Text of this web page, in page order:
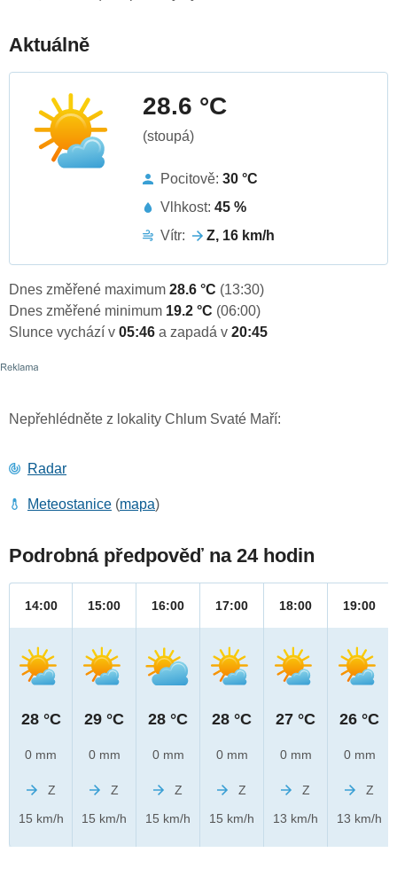
Aktuálně
28.6 °C
(stoupá)
Pocitově: 30 °C
Vlhkost: 45 %
Vítr:
Z, 16 km/h
Dnes změřené maximum 28.6 °C (13:30)
Dnes změřené minimum 19.2 °C (06:00)
Slunce vychází v 05:46 a zapadá v 20:45
Nepřehlédněte z lokality Chlum Svaté Maří:
Radar
Meteostanice (mapa)
Podrobná předpověď na 24 hodin
14:00
28 °C
0 mm
Z
15 km/h
15:00
29 °C
0 mm
Z
15 km/h
16:00
28 °C
0 mm
Z
15 km/h
17:00
28 °C
0 mm
Z
15 km/h
18:00
27 °C
0 mm
Z
13 km/h
19:00
26 °C
0 mm
Z
13 km/h